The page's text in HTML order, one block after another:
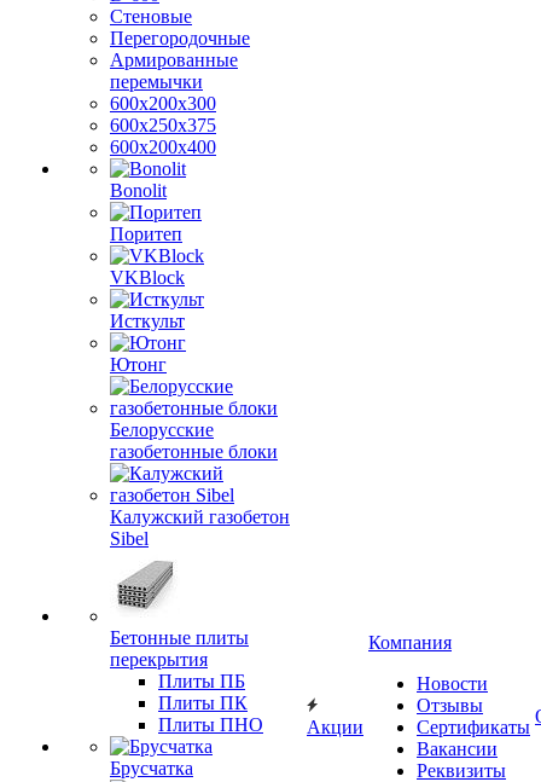
Стеновые
Перегородочные
Армированные
перемычки
600х200х300
600х250х375
600х200х400
Bonolit
Поритеп
VKBlock
Исткульт
Ютонг
Белорусские
газобетонные блоки
Калужский газобетон
Sibel
Бетонные плиты
перекрытия
Плиты ПБ
Плиты ПК
Плиты ПНО
Брусчатка
Акции
Компания
Новости
Отзывы
Сертификаты
Вакансии
Реквизиты